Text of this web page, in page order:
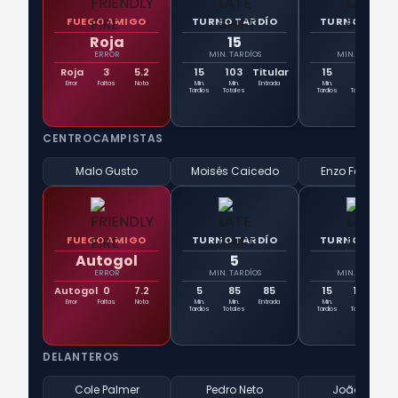
FUEGO AMIGO
Roja
ERROR
Roja
Error
3
Faltas
5.2
Nota
TURNO TARDÍO
15
MIN. TARDÍOS
15
Min.
Tardíos
103
Min.
Totales
Titular
Entrada
TURNO
MIN. TARDÍOS
15
Min.
Tardíos
Totales
CENTROCAMPISTAS
Malo Gusto
FUEGO AMIGO
Autogol
ERROR
Autogol
Error
0
Faltas
7.2
Nota
Moisés Caicedo
TURNO TARDÍO
5
MIN. TARDÍOS
5
Min.
Tardíos
85
Min.
Totales
85
Entrada
Enzo
TURNO
MIN. TARDÍOS
15
Min.
Tardíos
103
Totales
DELANTEROS
Cole Palmer Pedro Neto João Pedro